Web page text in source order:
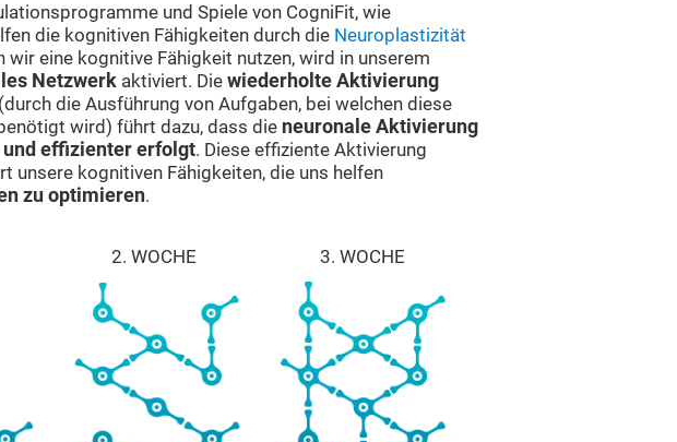
und Spiele von CogniFit, wie
die kognitiven Fähigkeiten durch die Neuroplastizität
wir eine kognitive Fähigkeit nutzen, wird in unserem
Netzwerk aktiviert. Die wiederholte Aktivierung
die Ausführung von Aufgaben, bei welchen diese
wird) führt dazu, dass die neuronale Aktivierung
effizienter erfolgt. Diese effiziente Aktivierung
unsere kognitiven Fähigkeiten, die uns helfen
zu optimieren.
2. WOCHE 3. WOCHE